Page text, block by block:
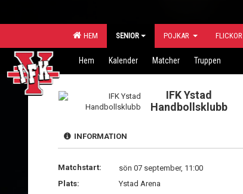
HEM SENIOR POJKAR FLICKOR
Hem Kalender Matcher Truppen
IFK Ystad
Handbollsklubb
INFORMATION
Matchstart:
sön 07 september, 11:00
Plats:
Ystad Arena